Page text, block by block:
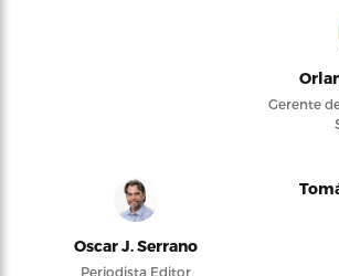
Gerente
Oscar J. Serrano
Periodista Editor